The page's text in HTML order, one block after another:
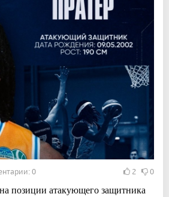
0 2 0
позиции атакующего защитника